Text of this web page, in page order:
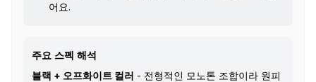
어요.
주요 스펙 해석
블랙 + 오프화이트 컬러 - 전형적인 모노톤 조합이라 원피